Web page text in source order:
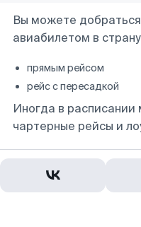
Вы можете
авиабилетом в
прямым рейсом
рейс с пересадкой
Иногда в расписании
чартерные рейсы и